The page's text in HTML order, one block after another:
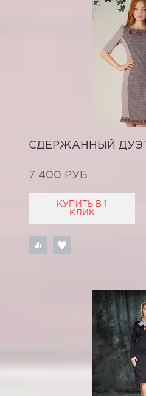
СДЕРЖАННЫЙ ДУЭТ
7 400 РУБ
КУПИТЬ В 1
КЛИК